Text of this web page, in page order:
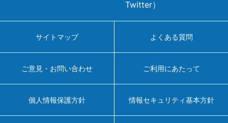
Twitter）
サイトマップ よくある質問
ご意見・お問い合わせ ご利用にあたって
個人情報保護方針 情報セキュリティ基本方針